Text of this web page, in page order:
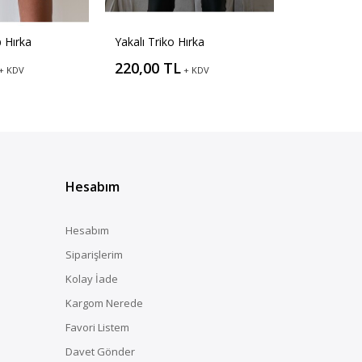
KDV
Yakalı Triko Hırka
220,00 TL + KDV
Hesabım
Hesabım
Siparişlerim
Kolay İade
Kargom Nerede
Favori Listem
Davet Gönder